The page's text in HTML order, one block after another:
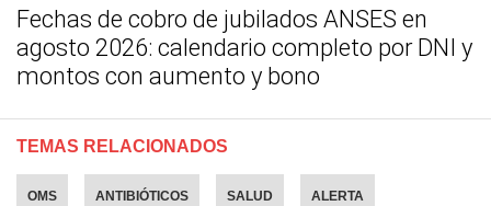
Fechas de cobro de jubilados ANSES en
agosto 2026: calendario completo por DNI y
montos con aumento y bono
TEMAS RELACIONADOS
OMS ANTIBIÓTICOS SALUD ALERTA